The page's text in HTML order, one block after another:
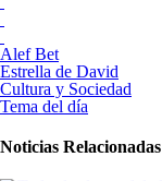
Alef Bet
Estrella de David
Cultura y Sociedad
Tema del día
Noticias Relacionadas